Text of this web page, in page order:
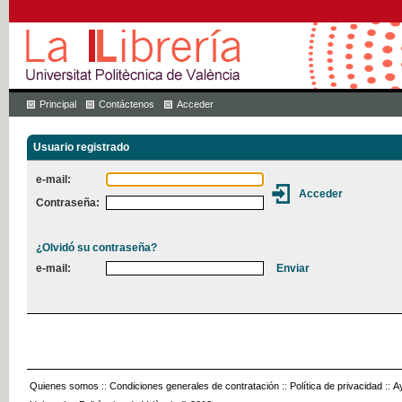
Principal Contáctenos Acceder
Usuario registrado
e-mail:
Contraseña:
¿Olvidó su contraseña?
e-mail:
Quienes somos :: Condiciones generales de contratación :: Política de privacidad ::